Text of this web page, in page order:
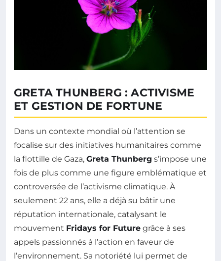
GRETA THUNBERG : ACTIVISME
ET GESTION DE FORTUNE
Dans un contexte mondial où l’attention se
focalise sur des initiatives humanitaires comme
la flottille de Gaza, Greta Thunberg s’impose une
fois de plus comme une figure emblématique et
controversée de l’activisme climatique. À
seulement 22 ans, elle a déjà su bâtir une
réputation internationale, catalysant le
mouvement Fridays for Future grâce à ses
appels passionnés à l’action en faveur de
l’environnement. Sa notoriété lui permet de